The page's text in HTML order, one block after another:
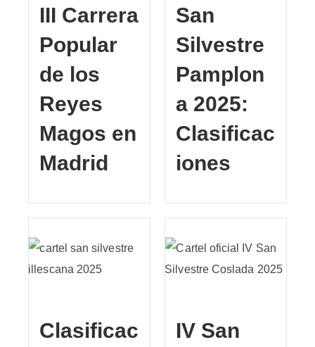
III Carrera
Popular
de los
Reyes
Magos en
Madrid
San
Silvestre
Pamplon
a 2025:
Clasificac
iones
Clasificac
IV San